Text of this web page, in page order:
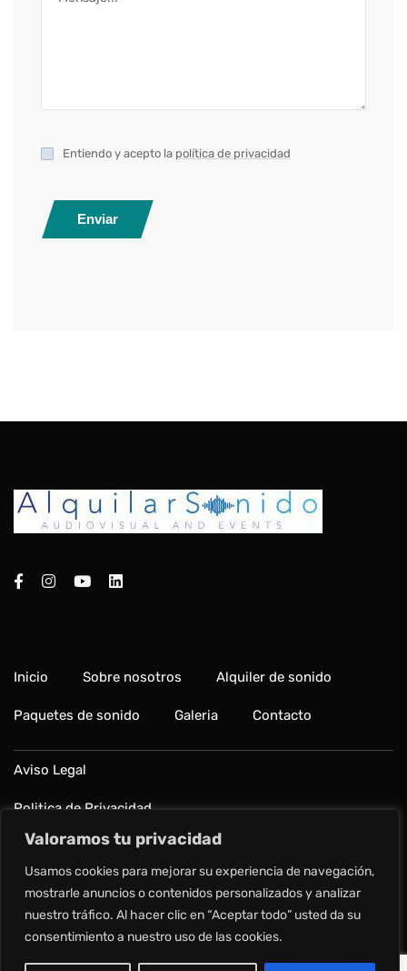
Valoramos tu privacidad
Usamos cookies para mejorar su experiencia de navegación,
mostrarle anuncios o contenidos personalizados y analizar
nuestro tráfico. Al hacer clic en “Aceptar todo” usted da su
consentimiento a nuestro uso de las cookies.
Entiendo y acepto la política de privacidad
Enviar
Inicio Sobre nosotros Alquiler de sonido
Paquetes de sonido Galeria Contacto
Aviso Legal
Politica de Privacidad
Política de cookies
Preguntas frecuentes
Copyright © 2024 Alquilar Sonido.